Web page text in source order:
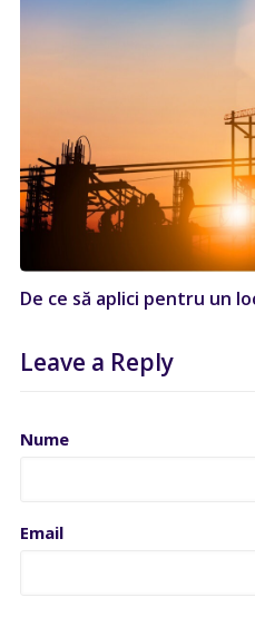
De ce să aplici pentru un
Leave a Reply
Nume
Email